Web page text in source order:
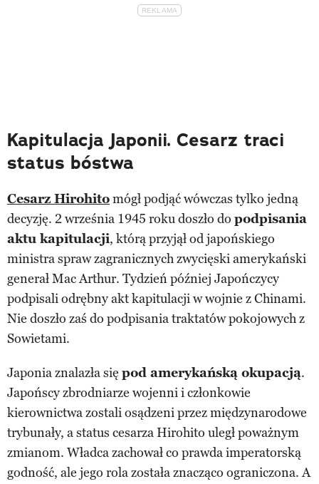
Kapitulacja Japonii. Cesarz traci
status bóstwa
Cesarz Hirohitomógł podjąć wówczas tylko jedną
decyzję. 2 września 1945 roku doszło do podpisania
aktu kapitulacji, którą przyjął od japońskiego
ministra spraw zagranicznych zwycięski amerykański
generał Mac Arthur. Tydzień później Japończycy
podpisali odrębny akt kapitulacji w wojnie z Chinami.
Nie doszło zaś do podpisania traktatów pokojowych z
Sowietami.
Japonia znalazła się pod amerykańską okupacją.
Japońscy zbrodniarze wojenni i członkowie
kierownictwa zostali osądzeni przez międzynarodowe
trybunały, a status cesarza Hirohito uległ poważnym
zmianom. Władca zachował co prawda imperatorską
godność, ale jego rola została znacząco ograniczona. A